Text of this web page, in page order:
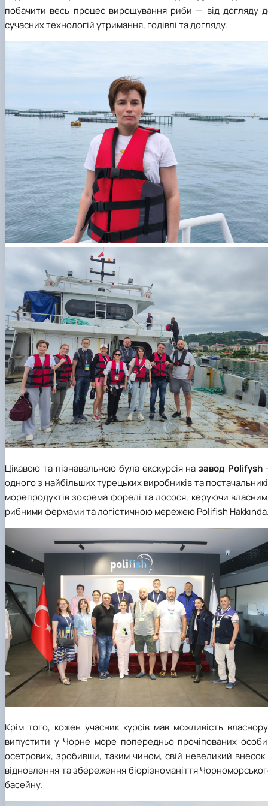
побачити весь процес вирощування риби — від догляду
сучасних технологій утримання, годівлі та догляду.
Цікавою та пізнавальною була екскурсія назавод Polifysh
одного з найбільших турецьких виробників та
морепродуктів зокрема форелі та лосося, керуючи
рибними фермами та логістичною мережею Polifish
Крім того, кожен учасник курсів мав можливість
випустити у Чорне море попередньо прочіпованих
осетрових, зробивши, таким чином, свій невеликий внесок
відновлення та збереження біорізноманіття
басейну.